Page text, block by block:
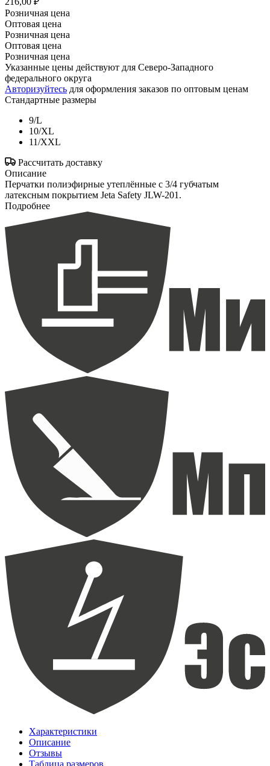
Розничная цена
Оптовая цена
Розничная цена
Оптовая цена
Розничная цена
Указанные цены действуют для Северо-Западного
федерального округа
Авторизуйтесь для оформления заказов по оптовым ценам
Стандартные размеры
9/L
10/XL
11/XXL
Рассчитать доставку
Описание
Перчатки полиэфирные утеплённые с 3/4 губчатым
латексным покрытием Jeta Safety JLW-201.
Подробнее
Характеристики
Описание
Отзывы
Таблица размеров